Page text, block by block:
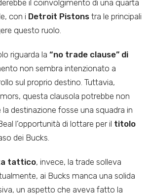
il coinvolgimento di una quarta
con i Detroit Pistons tra le principali
questo ruolo.
riguarda la “no trade clause” di
non sembra intenzionato a
sul proprio destino. Tuttavia,
questa clausola potrebbe non
destinazione fosse una squadra in
l’opportunità di lottare per il titolo
dei Bucks.
tattico, invece, la trade solleva
ai Bucks manca una solida
un aspetto che aveva fatto la